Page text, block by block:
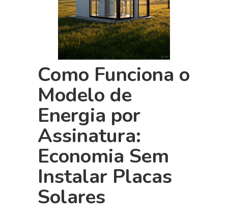
Como Funciona o
Modelo de
Energia por
Assinatura:
Economia Sem
Instalar Placas
Solares